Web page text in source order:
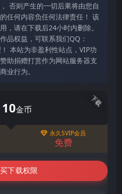
否则产生的一切后果将由您自
任何内容负任何法律责任！ 该
，请在下载后24小时内删除。
品权益，可联系我们QQ：
本站为非盈利性站点，VIP功
助捐赠打赏作为网站服务器支
业行为。
下载
10金币
永久SVIP会员
免费
下载权限